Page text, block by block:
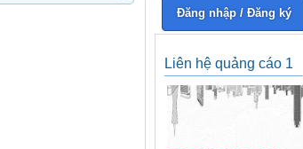
Đăng nhập / Đăng ký
Liên hệ quảng cáo 1